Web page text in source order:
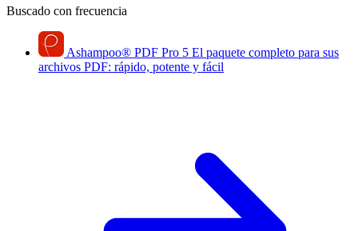
Buscado con frecuencia
Ashampoo® PDF Pro 5 El paquete completo para sus
archivos PDF: rápido, potente y fácil